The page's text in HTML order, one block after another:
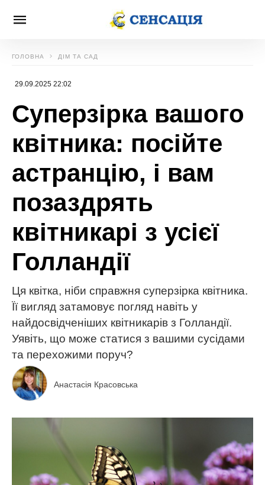
ГОЛОВНА ДІМ ТА САД
29.09.2025 22:02
Суперзірка вашого
квітника: посійте
астранцію, і вам
позаздрять
квітникарі з усієї
Голландії
Ця квітка, ніби справжня суперзірка квітника.
Її вигляд затамовує погляд навіть у
найдосвідченіших квітникарів з Голландії.
Уявіть, що може статися з вашими сусідами
та перехожими поруч?
Анастасія Красовська